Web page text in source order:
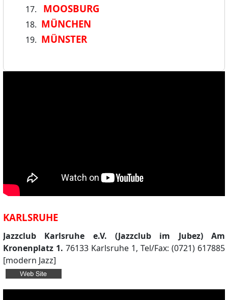
MOOSBURG
MÜNCHEN
MÜNSTER
KARLSRUHE
Jazzclub Karlsruhe e.V. (Jazzclub im Jubez) Am
Kronenplatz 1. 76133 Karlsruhe 1, Tel/Fax: (0721) 617885
[modern Jazz]